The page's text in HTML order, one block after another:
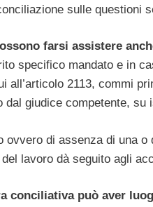
sulle questioni
farsi assistere
specifico mandato e in
all’articolo 2113, commi
giudice competente,
ovvero di assenza di una
lavoro dà seguito agli
conciliativa può aver